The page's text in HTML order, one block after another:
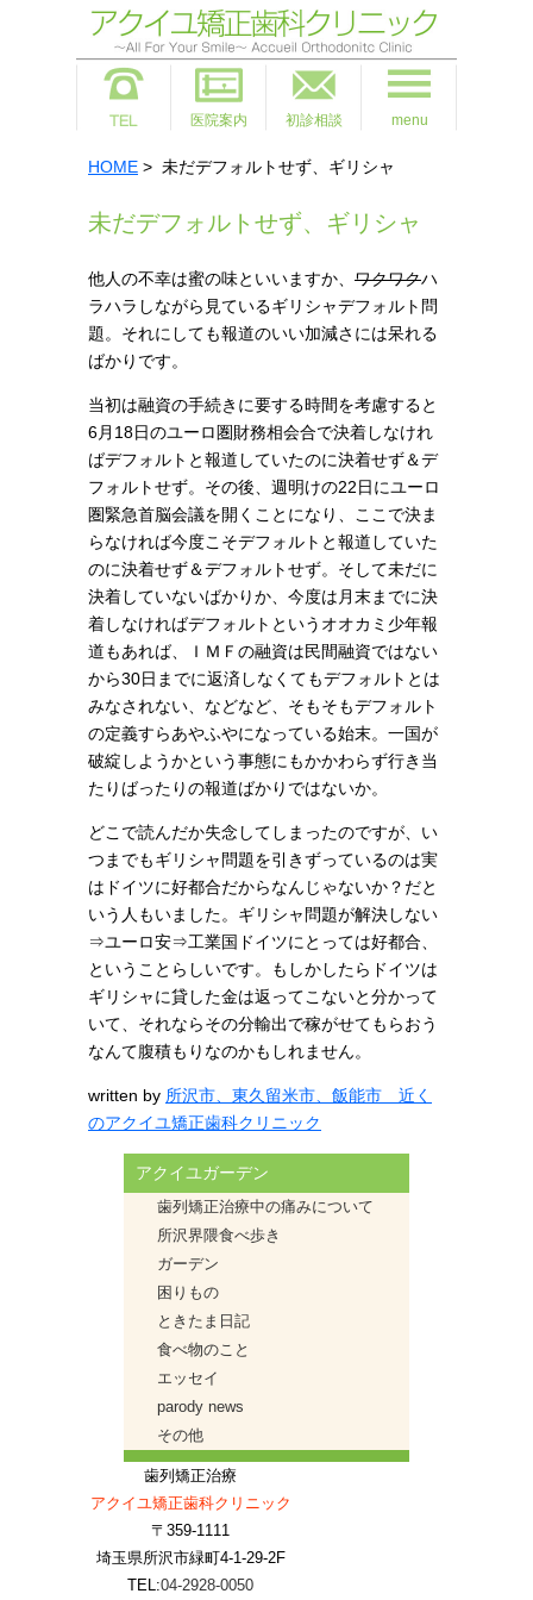
医院案内 初診相談 menu
HOME > 未だデフォルトせず、ギリシャ
未だデフォルトせず、ギリシャ
他人の不幸は蜜の味といいますか、 ワクワクハ
ラハラしながら見ているギリシャデフォルト問
題。それにしても報道のいい加減さには呆れる
ばかりです。
当初は融資の手続きに要する時間を考慮すると
6月18日のユーロ圏財務相会合で決着しなけれ
ばデフォルトと報道していたのに決着せず＆デ
フォルトせず。その後、週明けの22日にユーロ
圏緊急首脳会議を開くことになり、ここで決ま
らなければ今度こそデフォルトと報道していた
のに決着せず＆デフォルトせず。そして未だに
決着していないばかりか、今度は月末までに決
着しなければデフォルトというオオカミ少年報
道もあれば、ＩＭＦの融資は民間融資ではない
から30日までに返済しなくてもデフォルトとは
みなされない、などなど、そもそもデフォルト
の定義すらあやふやになっている始末。一国が
破綻しようかという事態にもかかわらず行き当
たりばったりの報道ばかりではないか。
どこで読んだか失念してしまったのですが、い
つまでもギリシャ問題を引きずっているのは実
はドイツに好都合だからなんじゃないか？だと
いう人もいました。ギリシャ問題が解決しない
⇒ユーロ安⇒工業国ドイツにとっては好都合、
ということらしいです。もしかしたらドイツは
ギリシャに貸した金は返ってこないと分かって
いて、それならその分輸出で稼がせてもらおう
なんて腹積もりなのかもしれません。
written by 所沢市、東久留米市、飯能市 近く
のアクイユ矯正歯科クリニック
アクイユガーデン
歯列矯正治療中の痛みについて
所沢界隈食べ歩き
ガーデン
困りもの
ときたま日記
食べ物のこと
エッセイ
parody news
その他
歯列矯正治療
アクイユ矯正歯科クリニック
〒359-1111
埼玉県所沢市緑町4-1-29-2F
TEL:04-2928-0050